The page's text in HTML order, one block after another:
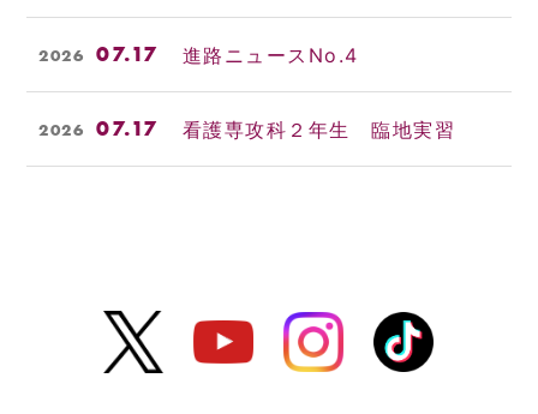
2026 07.17 進路ニュースNo.4
2026 07.17 看護専攻科２年生 臨地実習